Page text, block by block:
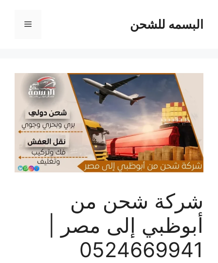
المحتوىالبسمه للشحن القائمة
شركة شحن من
أبوظبي إلى مصر |
0524669941